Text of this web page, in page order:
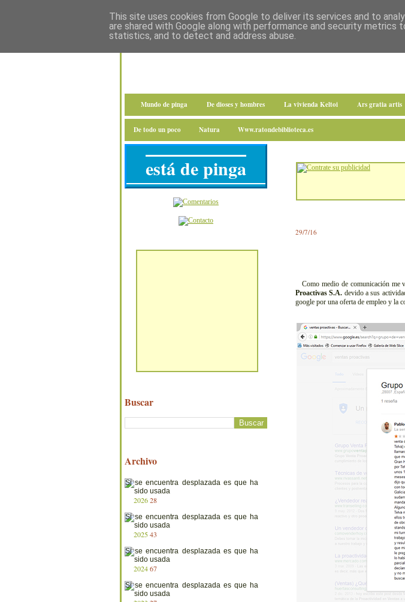
Mundo de pinga De dioses y hombres La vivienda Keltoi Ars gratia artis
De todo un poco Natura Www.ratondebiblioteca.es
29/7/16
Como medio de comunicación me
Proactivas S.A. devido a sus
google por una oferta de empleo y la
está de pinga
Buscar
Archivo
202628
202543
202467
This site uses cookies from Google to deliver its services and to
are shared with Google along with performance and security metrics
statistics, and to detect and address abuse.